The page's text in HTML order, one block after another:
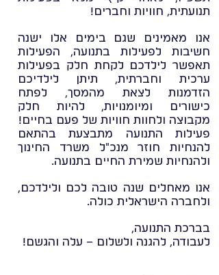
תנועתית, חוויות וחברים!
אנו מאמינים שגם בימים אלו ישנה
חשיבות לפעילות בתנועה, הפעילות
תאפשר לילדכם לקחת חלק בפעילות
ערכית וחברתית, תיתן לילדיכם
הזדמנות לצאת מהמסך, לפתח
כישורים ומיומנויות, להיות חלק
מקבוצה ולחוות חוויות של פעם בחיים!
פעילות התנועה מתבצעת בהתאם
להנחיות חוזר מנכ"ל משרד החינוך
ולהנחיות שמירת החיים בתנועה.
אנו מאחלים שנה טובה לכם ולילדכם,
ולחברה הישראלית כולה.
בברכת התנועה,
לעבודה, להגנה ולשלום – עלה והגשם!